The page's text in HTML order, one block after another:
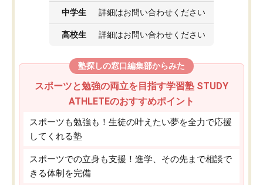
中学生 詳細はお問い合わせください
高校生 詳細はお問い合わせください
塾探しの窓口編集部からみた
スポーツと勉強の両立を目指す学習塾 STUDY
ATHLETEのおすすめポイント
スポーツも勉強も！生徒の叶えたい夢を全力で応援
してくれる塾
スポーツでの立身も支援！進学、その先まで相談で
きる体制を完備